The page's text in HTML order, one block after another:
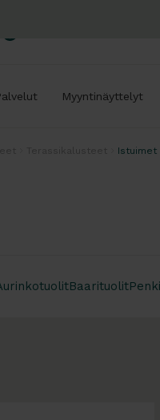
Myyntinäyttelyt
Istuimet
Baarituolit